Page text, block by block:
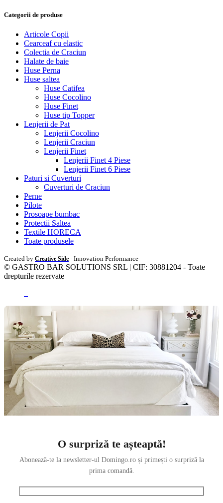
Categorii de produse
Articole Copii
Cearceaf cu elastic
Colectia de Craciun
Halate de baie
Huse Perna
Huse saltea
Huse Catifea
Huse Cocolino
Huse Finet
Huse tip Topper
Lenjerii de Pat
Lenjerii Cocolino
Lenjerii Craciun
Lenjerii Finet
Lenjerii Finet 4 Piese
Lenjerii Finet 6 Piese
Paturi si Cuverturi
Cuverturi de Craciun
Perne
Pilote
Prosoape bumbac
Protectii Saltea
Textile HORECA
Toate produsele
Created by Creative Side - Innovation Performance
© GASTRO BAR SOLUTIONS SRL | CIF: 30881204 - Toate
drepturile rezervate
O surpriză te așteaptă!
Abonează-te la newsletter-ul Domingo.ro și primești o surpriză la
prima comandă.